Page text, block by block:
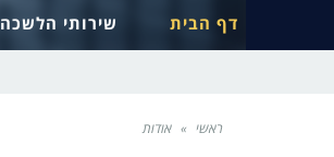
דף הבית שירותי הלשכה
ראשי » אודות